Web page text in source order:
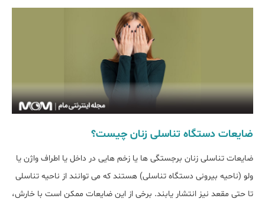
ضایعات دستگاه تناسلی زنان چیست؟
ضایعات تناسلی زنان برجستگی ها یا زخم هایی در داخل یا اطراف واژن یا
ولو (ناحیه بیرونی دستگاه تناسلی) هستند که می توانند از ناحیه تناسلی
تا حتی مقعد نیز انتشار یابند. برخی از این ضایعات ممکن است با خارش،